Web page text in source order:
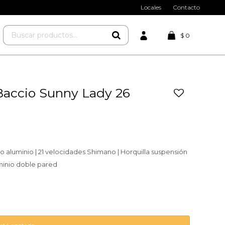
$ 0
Locales Contacto
Sunny Lady 26
aluminio | 21 velocidades Shimano | Horquilla suspensión
doble pared